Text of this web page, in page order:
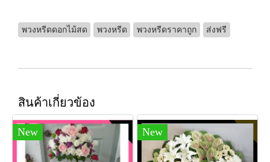
พวงหรีดดอกไม้สด พวงหรีด พวงหรีดราคาถูก ส่งฟรี
สินค้าเกี่ยวข้อง
New New